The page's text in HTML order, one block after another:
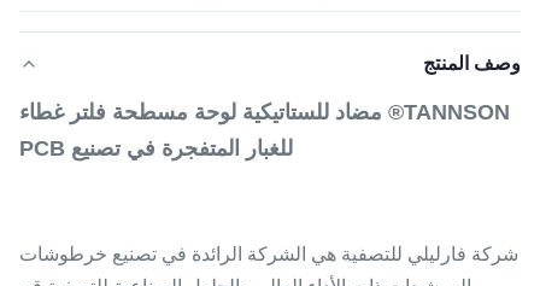
وصف المنتج
TANNSON® مضاد للستاتيكية لوحة مسطحة فلتر غطاء
للغبار المتفجرة في تصنيع PCB
شركة فارليلي للتصفية هي الشركة الرائدة في تصنيع خرطوشات